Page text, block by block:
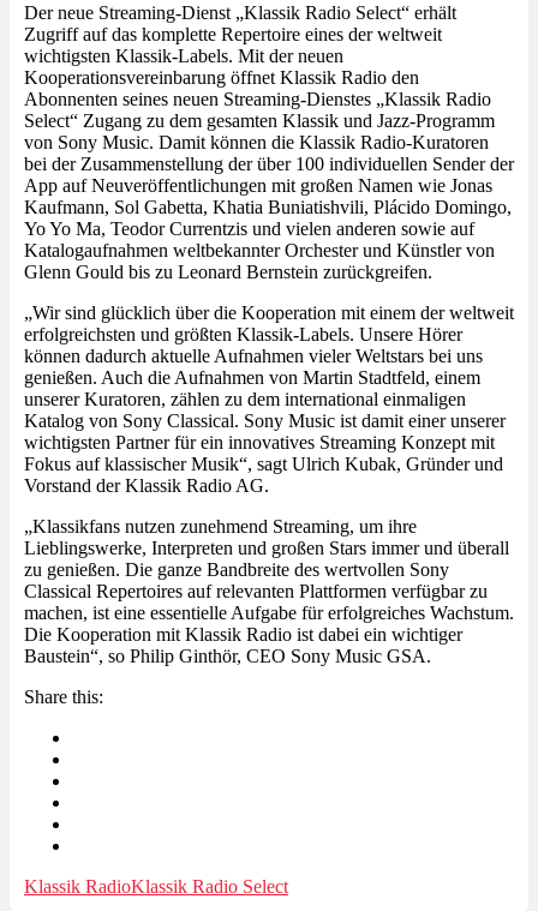
Der neue Streaming-Dienst „Klassik Radio Select“ erhält
Zugriff auf das komplette Repertoire eines der weltweit
wichtigsten Klassik-Labels. Mit der neuen
Kooperationsvereinbarung öffnet Klassik Radio den
Abonnenten seines neuen Streaming-Dienstes „Klassik Radio
Select“ Zugang zu dem gesamten Klassik und Jazz-Programm
von Sony Music. Damit können die Klassik Radio-Kuratoren
bei der Zusammenstellung der über 100 individuellen Sender der
App auf Neuveröffentlichungen mit großen Namen wie Jonas
Kaufmann, Sol Gabetta, Khatia Buniatishvili, Plácido Domingo,
Yo Yo Ma, Teodor Currentzis und vielen anderen sowie auf
Katalogaufnahmen weltbekannter Orchester und Künstler von
Glenn Gould bis zu Leonard Bernstein zurückgreifen.
„Wir sind glücklich über die Kooperation mit einem der weltweit
erfolgreichsten und größten Klassik-Labels. Unsere Hörer
können dadurch aktuelle Aufnahmen vieler Weltstars bei uns
genießen. Auch die Aufnahmen von Martin Stadtfeld, einem
unserer Kuratoren, zählen zu dem international einmaligen
Katalog von Sony Classical. Sony Music ist damit einer unserer
wichtigsten Partner für ein innovatives Streaming Konzept mit
Fokus auf klassischer Musik“, sagt Ulrich Kubak, Gründer und
Vorstand der Klassik Radio AG.
„Klassikfans nutzen zunehmend Streaming, um ihre
Lieblingswerke, Interpreten und großen Stars immer und überall
zu genießen. Die ganze Bandbreite des wertvollen Sony
Classical Repertoires auf relevanten Plattformen verfügbar zu
machen, ist eine essentielle Aufgabe für erfolgreiches Wachstum.
Die Kooperation mit Klassik Radio ist dabei ein wichtiger
Baustein“, so Philip Ginthör, CEO Sony Music GSA.
Share this:
Klassik RadioKlassik Radio Select